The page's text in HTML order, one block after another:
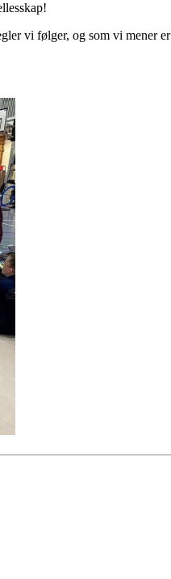
vi følger, og som vi mener er